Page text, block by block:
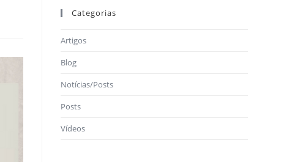
Categorias
Artigos
Blog
Notícias/Posts
Posts
Vídeos